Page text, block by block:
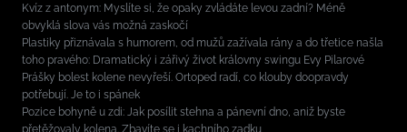
Kvíz z antonym: Myslíte si, že opaky zvládáte levou zadní? Méně
obvyklá slova vás možná zaskočí
Plastiky přiznávala s humorem, od mužů zažívala rány a do třetice našla
toho pravého: Dramatický i zářivý život královny swingu Evy Pilarové
Prášky bolest kolene nevyřeší. Ortoped radí, co klouby doopravdy
potřebují. Je to i spánek
Pozice bohyně u zdi: Jak posílit stehna a pánevní dno, aniž byste
přetěžovaly kolena. Zbavíte se i kachního zadku